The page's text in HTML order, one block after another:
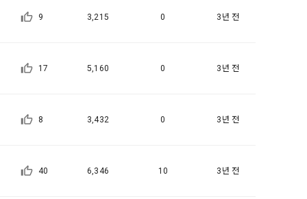
정할 수 있
9 3,215 0 3년 전
17 5,160 0 3년 전
8 3,432 0 3년 전
40 6,346 10 3년 전